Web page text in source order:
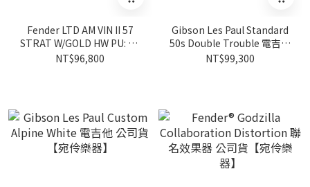
Fender LTD AM VIN II 57
STRAT W/GOLD HW PU: CS
FAT 50S 3A FMN WBL【宛
NT$96,800
Gibson Les Paul Standard
50s Double Trouble 電吉他
【宛伶樂器】
NT$99,300